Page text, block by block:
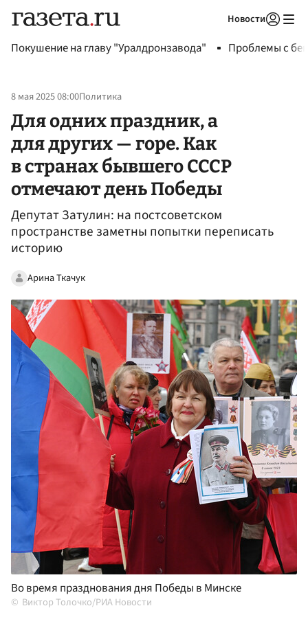
Новости
Покушение на главу "Уралдронзавода" Проблемы с
8 мая 2025 08:00Политика
Для одних праздник, а
для других — горе. Как
в странах бывшего СССР
отмечают день Победы
Депутат Затулин: на постсоветском
пространстве заметны попытки переписать
историю
Арина Ткачук
Во время празднования дня Победы в Минске
Виктор Толочко/РИА Новости